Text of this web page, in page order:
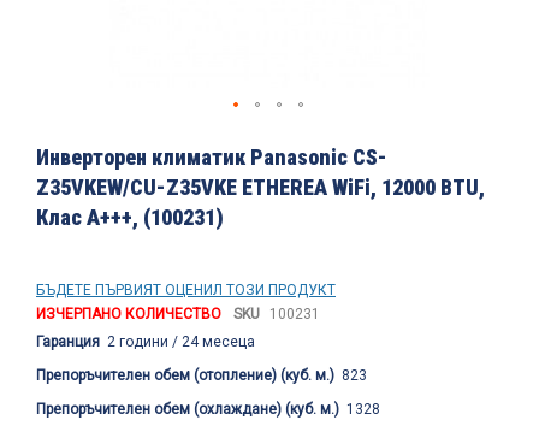
към
началото
на
галерия
Инверторен климатик Panasonic CS-
Z35VKEW/CU-Z35VKE ETHEREA WiFi, 12000 BTU,
Клас A+++, (100231)
БЪДЕТЕ ПЪРВИЯТ ОЦЕНИЛ ТОЗИ ПРОДУКТ
ИЗЧЕРПАНО КОЛИЧЕСТВО
SKU
100231
Гаранция 2 години / 24 месеца
Препоръчителен обем (отопление) (куб. м.) 823
Препоръчителен обем (охлаждане) (куб. м.) 1328